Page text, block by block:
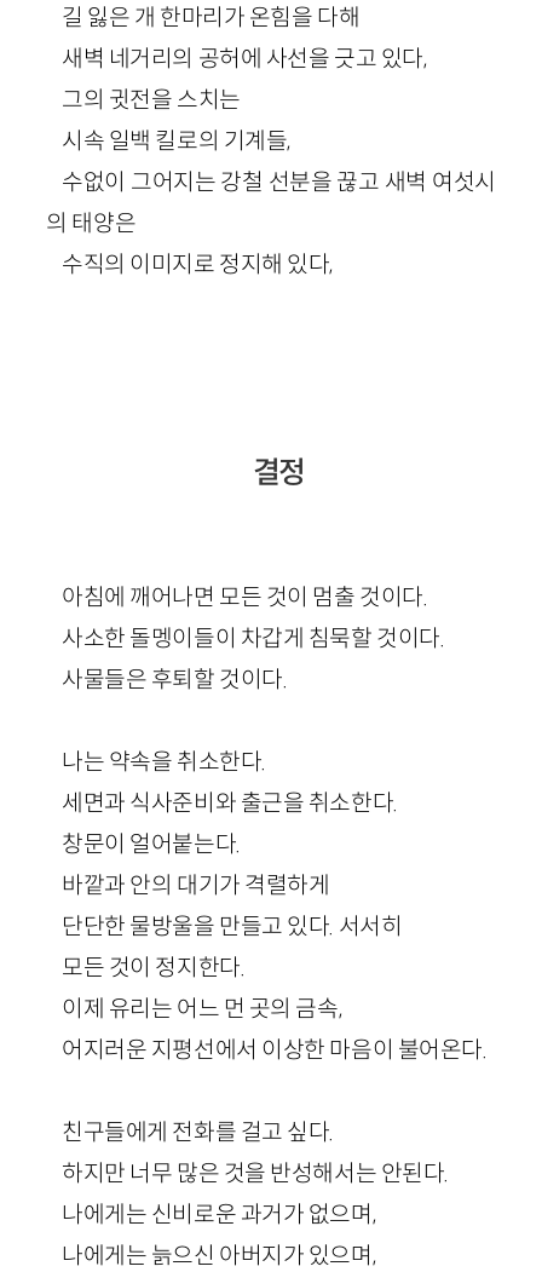
길 잃은 개 한마리가 온힘을 다해
새벽 네거리의 공허에 사선을 긋고 있다,
그의 귓전을 스치는
시속 일백 킬로의 기계들,
수없이 그어지는 강철 선분을 끊고 새벽 여섯시
의 태양은
수직의 이미지로 정지해 있다,
결정
아침에 깨어나면 모든 것이 멈출 것이다.
사소한 돌멩이들이 차갑게 침묵할 것이다.
사물들은 후퇴할 것이다.
나는 약속을 취소한다.
세면과 식사준비와 출근을 취소한다.
창문이 얼어붙는다.
바깥과 안의 대기가 격렬하게
단단한 물방울을 만들고 있다. 서서히
모든 것이 정지한다.
이제 유리는 어느 먼 곳의 금속,
어지러운 지평선에서 이상한 마음이 불어온다.
친구들에게 전화를 걸고 싶다.
하지만 너무 많은 것을 반성해서는 안된다.
나에게는 신비로운 과거가 없으며,
나에게는 늙으신 아버지가 있으며,